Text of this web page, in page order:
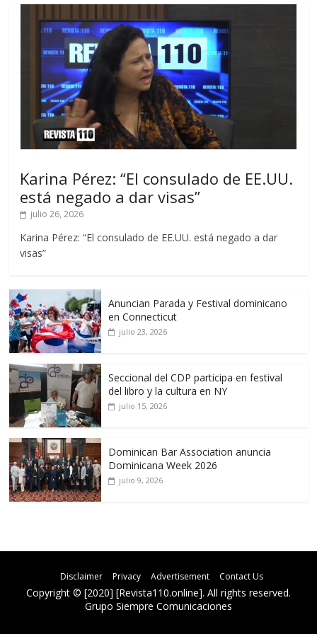
Karina Pérez: “El consulado de EE.UU.
está negado a dar visas”
julio 26, 2026
Karina Pérez: “El consulado de EE.UU. está negado a dar
visas”
Anuncian Parada y Festival dominicano
en Connecticut
julio 23, 2026
Seccional del CDP participa en festival
del libro y la cultura en NY
julio 15, 2026
Dominican Bar Association anuncia
Dominicana Week 2026
julio 9, 2026
Disclaimer Privacy Advertisement Contact Us
Copyright © [2020] [Revista110.online]. All rights reserved.
Grupo Siempre Comunicaciones